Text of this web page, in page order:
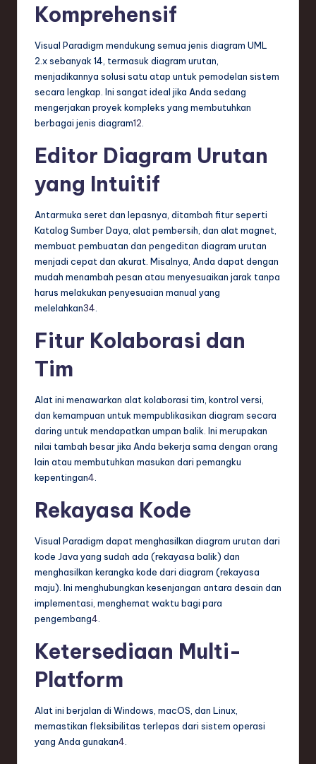
Komprehensif
Visual Paradigm mendukung semua jenis diagram UML
2.x sebanyak 14, termasuk diagram urutan,
menjadikannya solusi satu atap untuk pemodelan sistem
secara lengkap. Ini sangat ideal jika Anda sedang
mengerjakan proyek kompleks yang membutuhkan
berbagai jenis diagram12
Editor Diagram Urutan
yang Intuitif
Antarmuka seret dan lepasnya, ditambah fitur seperti
Katalog Sumber Daya, alat pembersih, dan alat magnet,
membuat pembuatan dan pengeditan diagram urutan
menjadi cepat dan akurat. Misalnya, Anda dapat dengan
mudah menambah pesan atau menyesuaikan jarak tanpa
harus melakukan penyesuaian manual yang
melelahkan34
Fitur Kolaborasi dan
Tim
Alat ini menawarkan alat kolaborasi tim, kontrol versi,
dan kemampuan untuk mempublikasikan diagram secara
daring untuk mendapatkan umpan balik. Ini merupakan
nilai tambah besar jika Anda bekerja sama dengan orang
lain atau membutuhkan masukan dari pemangku
kepentingan4
Rekayasa Kode
Visual Paradigm dapat menghasilkan diagram urutan dari
kode Java yang sudah ada (rekayasa balik) dan
menghasilkan kerangka kode dari diagram (rekayasa
maju). Ini menghubungkan kesenjangan antara desain dan
implementasi, menghemat waktu bagi para
pengembang4
Ketersediaan Multi-
Platform
Alat ini berjalan di Windows, macOS, dan Linux,
memastikan fleksibilitas terlepas dari sistem operasi
yang Anda gunakan4